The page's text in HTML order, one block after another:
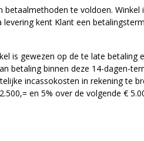
te voldoen. Winkel
kent Klant een
is gewezen op de te late betaling
betaling binnen deze 14-dagen-
incassokosten in rekening te
en 5% over de volgende €